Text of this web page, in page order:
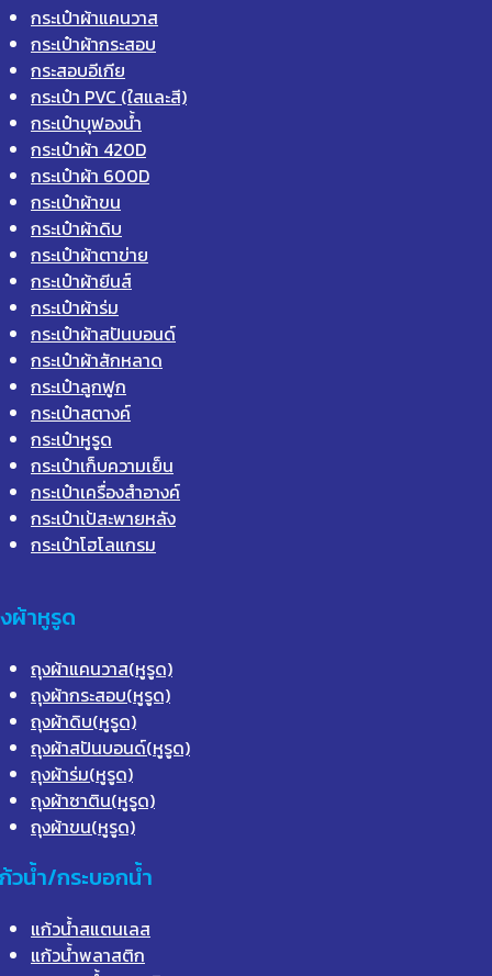
กระเป๋าผ้าแคนวาส
กระเป๋าผ้ากระสอบ
กระสอบอีเกีย
กระเป๋า PVC (ใสและสี)
กระเป๋าบุฟองน้ำ
กระเป๋าผ้า 420D
กระเป๋าผ้า 600D
กระเป๋าผ้าขน
กระเป๋าผ้าดิบ
กระเป๋าผ้าตาข่าย
กระเป๋าผ้ายีนส์
กระเป๋าผ้าร่ม
กระเป๋าผ้าสปันบอนด์
กระเป๋าผ้าสักหลาด
กระเป๋าลูกฟูก
กระเป๋าสตางค์
กระเป๋าหูรูด
กระเป๋าเก็บความเย็น
กระเป๋าเครื่องสำอางค์
กระเป๋าเป้สะพายหลัง
กระเป๋าโฮโลแกรม
ผ้าหูรูด
ถุงผ้าแคนวาส(หูรูด)
ถุงผ้ากระสอบ(หูรูด)
ถุงผ้าดิบ(หูรูด)
ถุงผ้าสปันบอนด์(หูรูด)
ถุงผ้าร่ม(หูรูด)
ถุงผ้าซาติน(หูรูด)
ถุงผ้าขน(หูรูด)
วน้ำ/กระบอกน้ำ
แก้วน้ำสแตนเลส
แก้วน้ำพลาสติก